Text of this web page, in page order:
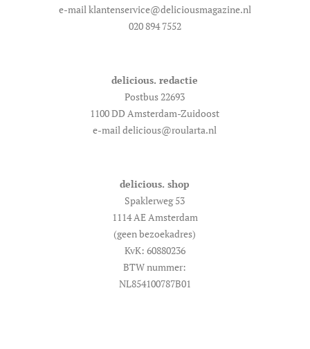
e-mail klantenservice@deliciousmagazine.nl
020 894 7552
delicious. redactie
Postbus 22693
1100 DD Amsterdam-Zuidoost
e-mail delicious@roularta.nl
delicious. shop
Spaklerweg 53
1114 AE Amsterdam
(geen bezoekadres)
KvK: 60880236
BTW nummer:
NL854100787B01